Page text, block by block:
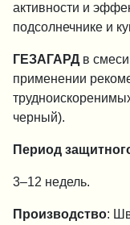
активности и
подсолнечнике и
ГЕЗАГАРД в
применении
черный).
Период
3–12 недель.
Производство: